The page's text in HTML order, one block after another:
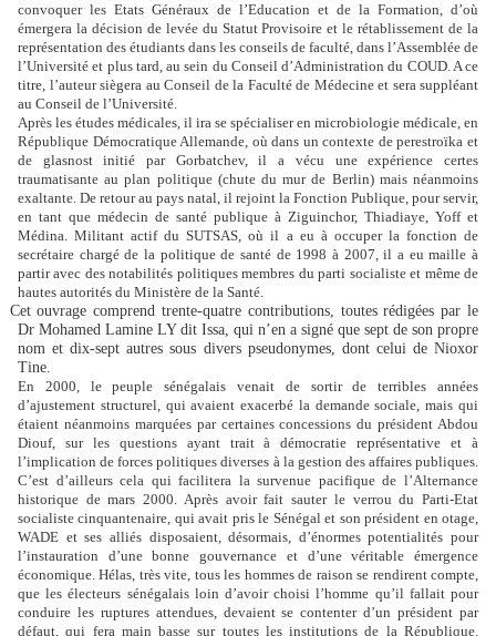
convoquer les Etats Généraux de l’Education et de la Formation, d’où
émergera la décision de levée du Statut Provisoire et le rétablissement de la
représentation des étudiants dans les conseils de faculté, dans l’Assemblée de
l’Université et plus tard, au sein du Conseil d’Administration du COUD. A ce
titre, l’auteur siègera au Conseil de la Faculté de Médecine et sera suppléant
au Conseil de l’Université.
Après les études médicales, il ira se spécialiser en microbiologie médicale, en
République Démocratique Allemande, où dans un contexte de perestroïka et
de glasnost initié par Gorbatchev, il a vécu une expérience certes
traumatisante au plan politique (chute du mur de Berlin) mais néanmoins
exaltante. De retour au pays natal, il rejoint la Fonction Publique, pour servir,
en tant que médecin de santé publique à Ziguinchor, Thiadiaye, Yoff et
Médina. Militant actif du SUTSAS, où il a eu à occuper la fonction de
secrétaire chargé de la politique de santé de 1998 à 2007, il a eu maille à
partir avec des notabilités politiques membres du parti socialiste et même de
hautes autorités du Ministère de la Santé.
Cet ouvrage comprend trente-quatre contributions, toutes rédigées par le
Dr Mohamed Lamine LY dit Issa, qui n’en a signé que sept de son propre
nom et dix-sept autres sous divers pseudonymes, dont celui de Nioxor
Tine.
En 2000, le peuple sénégalais venait de sortir de terribles années
d’ajustement structurel, qui avaient exacerbé la demande sociale, mais qui
étaient néanmoins marquées par certaines concessions du président Abdou
Diouf, sur les questions ayant trait à démocratie représentative et à
l’implication de forces politiques diverses à la gestion des affaires publiques.
C’est d’ailleurs cela qui facilitera la survenue pacifique de l’Alternance
historique de mars 2000. Après avoir fait sauter le verrou du Parti-Etat
socialiste cinquantenaire, qui avait pris le Sénégal et son président en otage,
WADE et ses alliés disposaient, désormais, d’énormes potentialités pour
l’instauration d’une bonne gouvernance et d’une véritable émergence
économique. Hélas, très vite, tous les hommes de raison se rendirent compte,
que les électeurs sénégalais loin d’avoir choisi l’homme qu’il fallait pour
conduire les ruptures attendues, devaient se contenter d’un président par
défaut, qui fera main basse sur toutes les institutions de la République.